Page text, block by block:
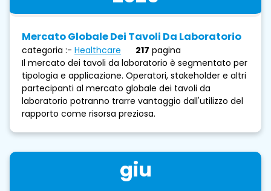
Mercato Globale Dei Tavoli Da Laboratorio
categoria :- Healthcare 217 pagina
Il mercato dei tavoli da laboratorio è segmentato per
tipologia e applicazione. Operatori, stakeholder e altri
partecipanti al mercato globale dei tavoli da
laboratorio potranno trarre vantaggio dall'utilizzo del
rapporto come risorsa preziosa.
giu